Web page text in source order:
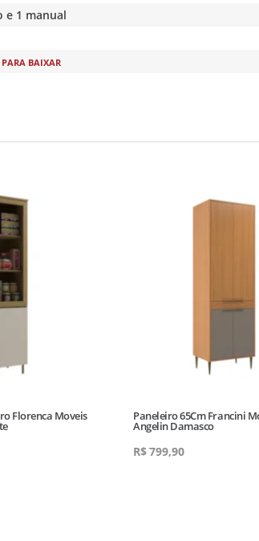
e 1 manual
BAIXAR
Florenca Moveis Paneleiro 65Cm Francini
Angelin Damasco
R$799,90